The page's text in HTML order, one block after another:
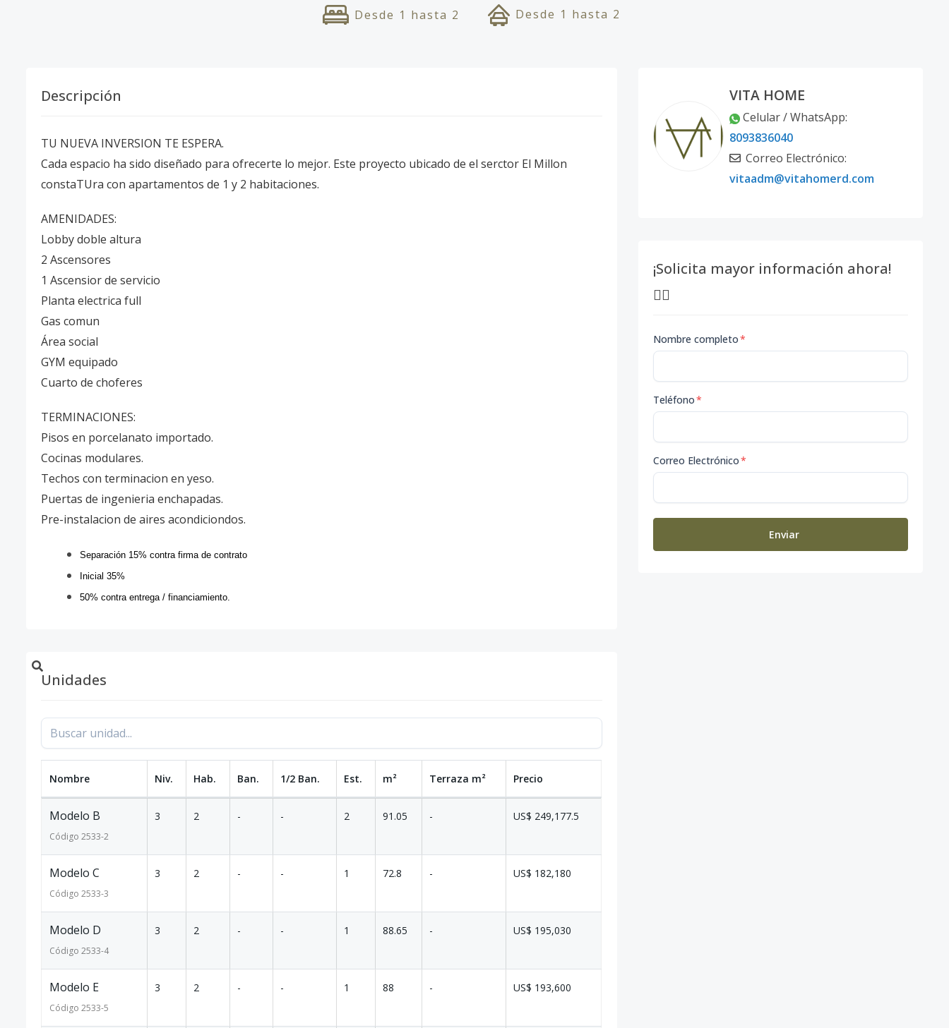
Desde 1 hasta 2 Desde 1 hasta 2
Descripción
TU NUEVA INVERSION TE ESPERA.
Cada espacio ha sido diseñado para ofrecerte lo mejor. Este proyecto ubicado de el serctor El Millon
constaTUra con apartamentos de 1 y 2 habitaciones.
AMENIDADES:
Lobby doble altura
2 Ascensores
1 Ascensior de servicio
Planta electrica full
Gas comun
Área social
GYM equipado
Cuarto de choferes
TERMINACIONES:
Pisos en porcelanato importado.
Cocinas modulares.
Techos con terminacion en yeso.
Puertas de ingenieria enchapadas.
Pre-instalacion de aires acondiciondos.
Separación 15% contra firma de contrato
Inicial 35%
50% contra entrega / financiamiento.
Unidades
Nombre Niv. Hab. Ban. 1/2 Ban. Est. m² Terraza m² Precio
Modelo B
Código 2533-2
3 2 - - 2 91.05 - US$ 249,177.5
Modelo C
Código 2533-3
3 2 - - 1 72.8 - US$ 182,180
Modelo D
Código 2533-4
3 2 - - 1 88.65 - US$ 195,030
Modelo E
Código 2533-5
3 2 - - 1 88 - US$ 193,600
VITA HOME
Celular / WhatsApp:
8093836040
Correo Electrónico:
vitaadm@vitahomerd.com
¡Solicita mayor información ahora!
👇🏽
Nombre completo*
Teléfono*
Correo Electrónico*
Enviar